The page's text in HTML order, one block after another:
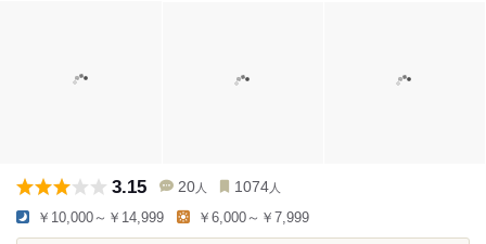
3.15 20 人 1074 人
￥10,000～￥14,999 ￥6,000～￥7,999